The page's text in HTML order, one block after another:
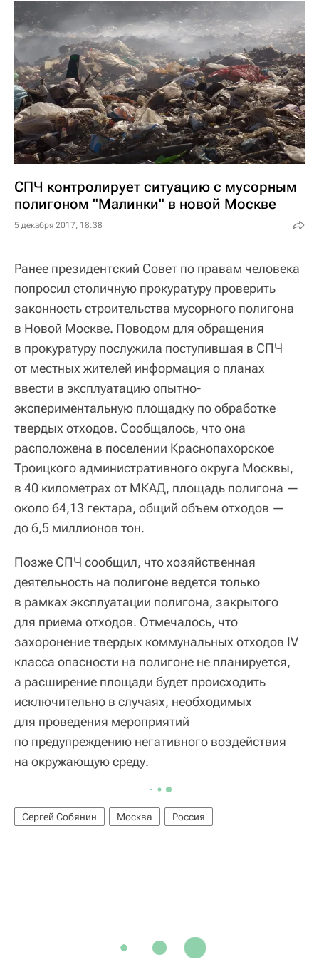
СПЧ контролирует ситуацию с мусорным
полигоном "Малинки" в новой Москве
5 декабря 2017, 18:38
Ранее президентский Совет по правам человека
попросил столичную прокуратуру проверить
законность строительства мусорного полигона
в Новой Москве. Поводом для обращения
в прокуратуру послужила поступившая в СПЧ
от местных жителей информация о планах
ввести в эксплуатацию опытно-
экспериментальную площадку по обработке
твердых отходов. Сообщалось, что она
расположена в поселении Краснопахорское
Троицкого административного округа Москвы,
в 40 километрах от МКАД, площадь полигона —
около 64,13 гектара, общий объем отходов —
до 6,5 миллионов тон.
Позже СПЧ сообщил, что хозяйственная
деятельность на полигоне ведется только
в рамках эксплуатации полигона, закрытого
для приема отходов. Отмечалось, что
захоронение твердых коммунальных отходов IV
класса опасности на полигоне не планируется,
а расширение площади будет происходить
исключительно в случаях, необходимых
для проведения мероприятий
по предупреждению негативного воздействия
на окружающую среду.
Сергей Собянин Москва Россия